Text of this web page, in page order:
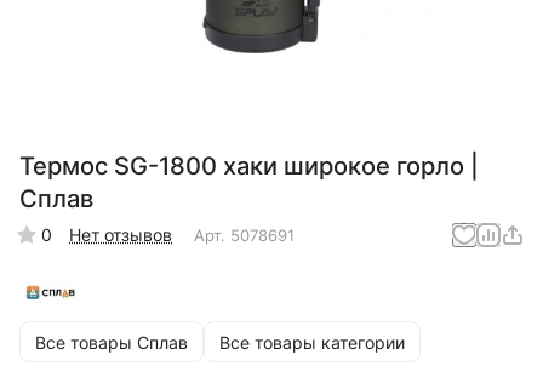
Термос SG-1800 хаки широкое горло |
Сплав
0 Нет отзывов Арт. 5078691
Все товары Сплав Все товары категории